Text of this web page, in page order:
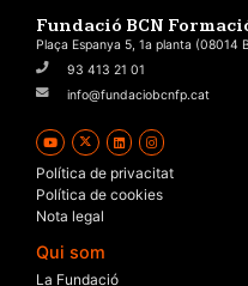
Fundació BCN
Plaça Espanya 5, 1a planta (08014
93 413 21 01
info@fundaciobcnfp.cat
Política de privacitat
Política de cookies
Nota legal
Qui som
La Fundació